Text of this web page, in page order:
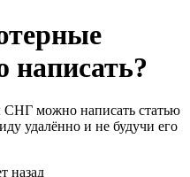
можно написать статью
удалённо и не будучи его
назад